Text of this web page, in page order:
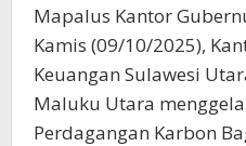
Mapalus Kantor
Kamis (09/10/2025),
Keuangan Sulawesi
Maluku Utara
Perdagangan Karbon